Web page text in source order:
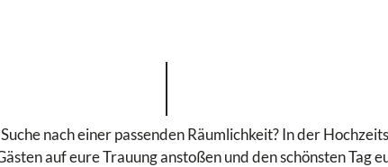
nach einer passenden Räumlichkeit? In der
auf eure Trauung anstoßen und den schönsten Tag